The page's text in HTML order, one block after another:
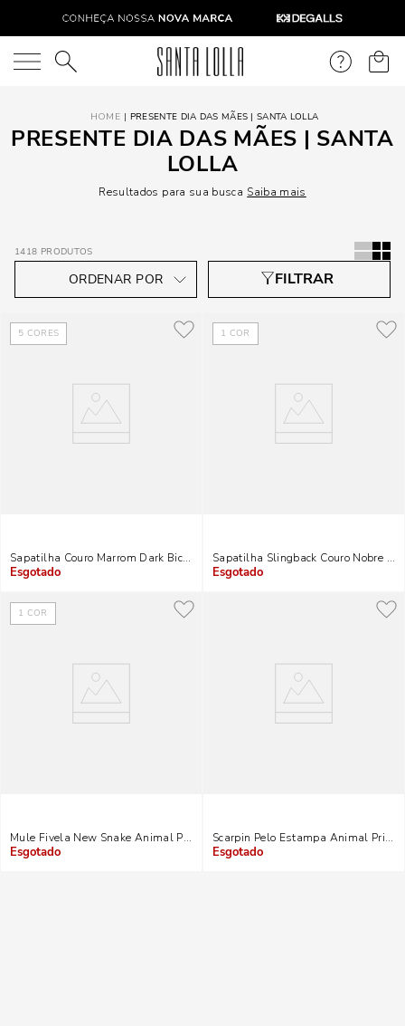
O que você está procurando?
PRESENTE DIA DAS MÃES | SANTA LOLLA
PRESENTE DIA DAS MÃES | SANTA
LOLLA
Resultados para sua busca Saiba mais
1418 PRODUTOS
5 CORES
Sapatilha Couro Marrom Dark Bico Fino Recortes
Indisponível
1 COR
Sapatilha Slingback Couro Nobre
Indisponível
1 COR
Mule Fivela New Snake Animal Print Marrom Castanho Salto Baixo Fino
Indisponível
Scarpin Pelo Estampa Animal Print
Indisponível